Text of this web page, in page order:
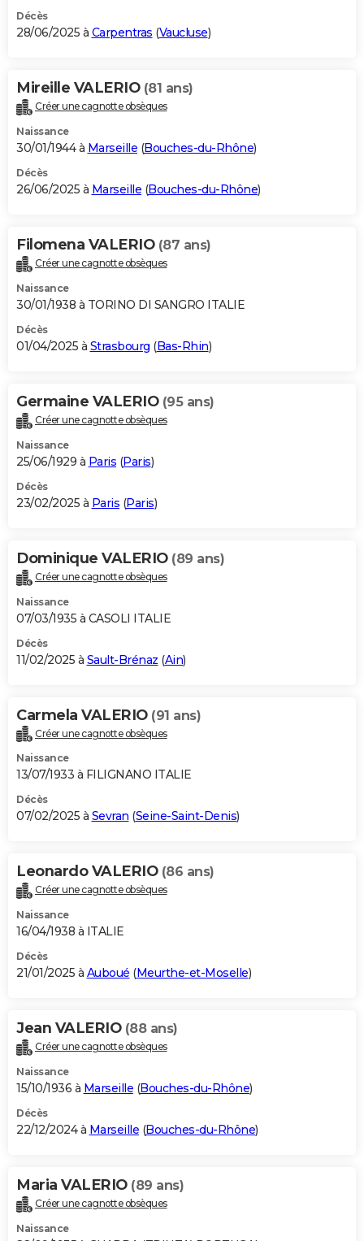
Décès
28/06/2025 à Carpentras (Vaucluse)
Mireille VALERIO (81 ans)
Créer une cagnotte obsèques
Naissance
30/01/1944 à Marseille (Bouches-du-Rhône)
Décès
26/06/2025 à Marseille (Bouches-du-Rhône)
Filomena VALERIO (87 ans)
Créer une cagnotte obsèques
Naissance
30/01/1938 à TORINO DI SANGRO ITALIE
Décès
01/04/2025 à Strasbourg (Bas-Rhin)
Germaine VALERIO (95 ans)
Créer une cagnotte obsèques
Naissance
25/06/1929 à Paris (Paris)
Décès
23/02/2025 à Paris (Paris)
Dominique VALERIO (89 ans)
Créer une cagnotte obsèques
Naissance
07/03/1935 à CASOLI ITALIE
Décès
11/02/2025 à Sault-Brénaz (Ain)
Carmela VALERIO (91 ans)
Créer une cagnotte obsèques
Naissance
13/07/1933 à FILIGNANO ITALIE
Décès
07/02/2025 à Sevran (Seine-Saint-Denis)
Leonardo VALERIO (86 ans)
Créer une cagnotte obsèques
Naissance
16/04/1938 à ITALIE
Décès
21/01/2025 à Auboué (Meurthe-et-Moselle)
Jean VALERIO (88 ans)
Créer une cagnotte obsèques
Naissance
15/10/1936 à Marseille (Bouches-du-Rhône)
Décès
22/12/2024 à Marseille (Bouches-du-Rhône)
Maria VALERIO (89 ans)
Créer une cagnotte obsèques
Naissance